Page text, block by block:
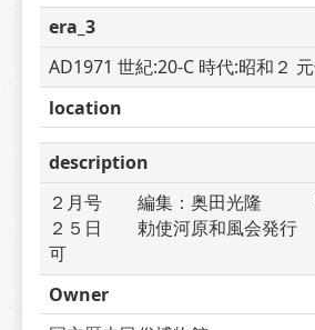
era_3
AD1971 世紀:20-C 時代:昭和２
location
description
２月号　　編集：奥田光隆　　
２５日　　勅使河原和風会発行
可
Owner